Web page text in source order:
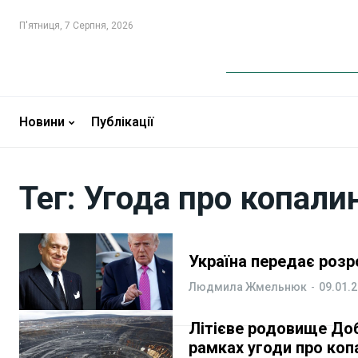
Бізнес
Валютний ринок
Криптовалюта
Робота і освіта
Публікації
Бізнес
Валютний ринок
Криптовалюта
Робота і освіта
Публікації
П'ятниця, 7 Серпня, 2026
Новини Публікації
Тег: Угода про
Україна передає
Людмила Жмельнюк -
Літієве родовище
рамках угоди про